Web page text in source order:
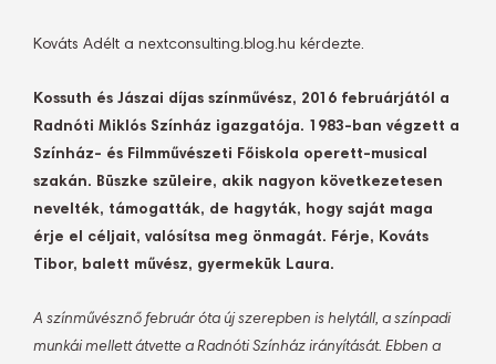
Kováts Adélt a nextconsulting.blog.hu kérdezte.
Kossuth és Jászai díjas színművész, 2016 februárjától a
Radnóti Miklós Színház igazgatója. 1983-ban végzett a
Színház- és Filmművészeti Főiskola operett-musical
szakán. Büszke szüleire, akik nagyon következetesen
nevelték, támogatták, de hagyták, hogy saját maga
érje el céljait, valósítsa meg önmagát. Férje, Kováts
Tibor, balett művész, gyermekük Laura.
A színművésznő február óta új szerepben is helytáll, a színpadi
munkái mellett átvette a Radnóti Színház irányítását. Ebben a